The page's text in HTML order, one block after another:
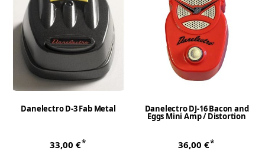
Danelectro D-3 Fab Metal
33,00 €*
Danelectro DJ-16 Bacon and
Eggs Mini Amp / Distortion
36,00 €*